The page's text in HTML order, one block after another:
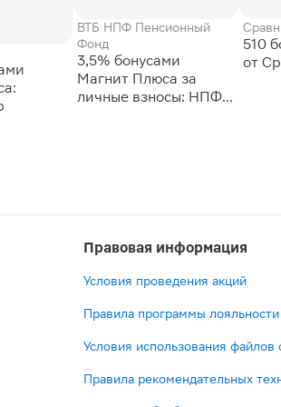
ВТБ НПФ Пенсионный
Фонд
3,5% бонусами
Магнит Плюса за
личные взносы: НПФ
510
Правовая информация
Условия проведения акций
Правила программы лояльности
Условия использования файлов
Правила рекомендательных